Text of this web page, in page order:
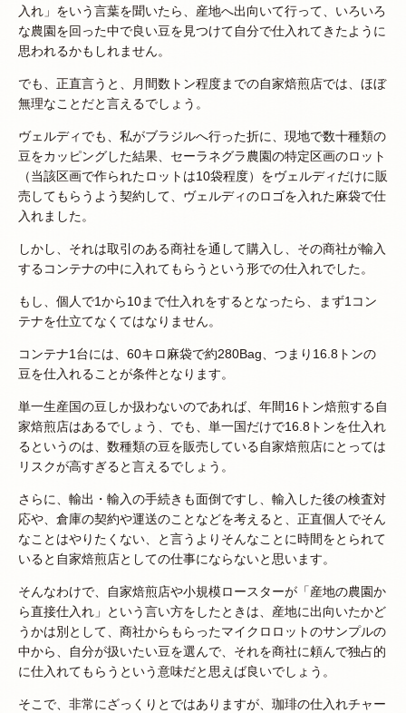
入れ」をいう言葉を聞いたら、産地へ出向いて行って、いろいろ
な農園を回った中で良い豆を見つけて自分で仕入れてきたように
思われるかもしれません。
でも、正直言うと、月間数トン程度までの自家焙煎店では、ほぼ
無理なことだと言えるでしょう。
ヴェルディでも、私がブラジルへ行った折に、現地で数十種類の
豆をカッピングした結果、セーラネグラ農園の特定区画のロット
（当該区画で作られたロットは10袋程度）をヴェルディだけに販
売してもらうよう契約して、ヴェルディのロゴを入れた麻袋で仕
入れました。
しかし、それは取引のある商社を通して購入し、その商社が輸入
するコンテナの中に入れてもらうという形での仕入れでした。
もし、個人で1から10まで仕入れをするとなったら、まず1コン
テナを仕立てなくてはなりません。
コンテナ1台には、60キロ麻袋で約280Bag、つまり16.8トンの
豆を仕入れることが条件となります。
単一生産国の豆しか扱わないのであれば、年間16トン焙煎する自
家焙煎店はあるでしょう、でも、単一国だけで16.8トンを仕入れ
るというのは、数種類の豆を販売している自家焙煎店にとっては
リスクが高すぎると言えるでしょう。
さらに、輸出・輸入の手続きも面倒ですし、輸入した後の検査対
応や、倉庫の契約や運送のことなどを考えると、正直個人でそん
なことはやりたくない、と言うよりそんなことに時間をとられて
いると自家焙煎店としての仕事にならないと思います。
そんなわけで、自家焙煎店や小規模ロースターが「産地の農園か
ら直接仕入れ」という言い方をしたときは、産地に出向いたかど
うかは別として、商社からもらったマイクロロットのサンプルの
中から、自分が扱いたい豆を選んで、それを商社に頼んで独占的
に仕入れてもらうという意味だと思えば良いでしょう。
そこで、非常にざっくりとではありますが、珈琲の仕入れチャー